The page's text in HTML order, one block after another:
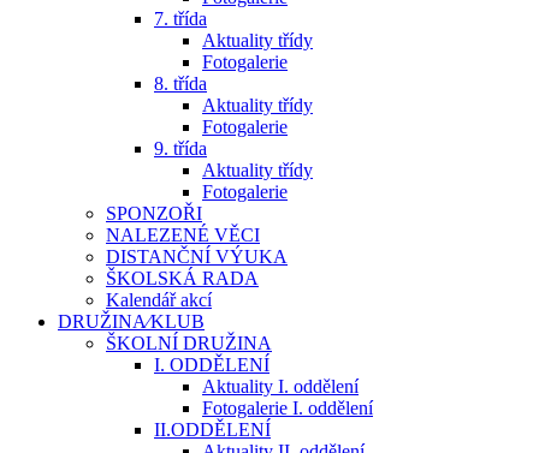
7. třída
Aktuality třídy
Fotogalerie
8. třída
Aktuality třídy
Fotogalerie
9. třída
Aktuality třídy
Fotogalerie
SPONZOŘI
NALEZENÉ VĚCI
DISTANČNÍ VÝUKA
ŠKOLSKÁ RADA
Kalendář akcí
DRUŽINA⁄KLUB
ŠKOLNÍ DRUŽINA
I. ODDĚLENÍ
Aktuality I. oddělení
Fotogalerie I. oddělení
II.ODDĚLENÍ